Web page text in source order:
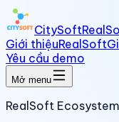
CitySoft
Giới thiệuRealSoft
Yêu cầu demo
Mở menu
RealSoft Ecosystem